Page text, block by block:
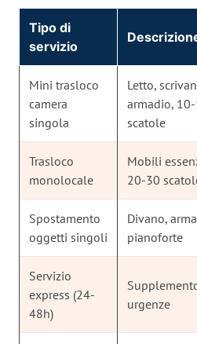
Tipo di
servizio
Mini trasloco
camera
singola
Letto,
armadio,
scatole
Trasloco
monolocale
Mobili
20-30
Spostamento
oggetti singoli
Divano,
pianoforte
Servizio
express (24-
48h)
urgenze